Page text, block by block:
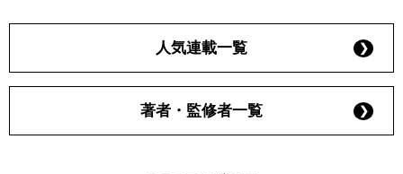
人気連載一覧
著者・監修者一覧